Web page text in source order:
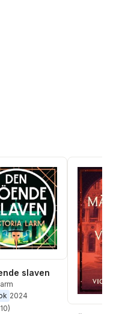
slaven
2024
10)